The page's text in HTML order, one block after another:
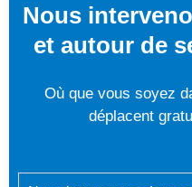
Nous
et autour de
Où que vous soyez
déplacent